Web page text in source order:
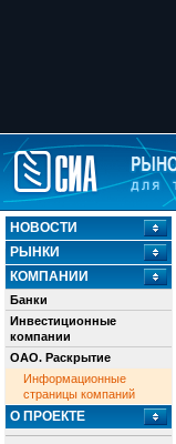
НОВОСТИ
РЫНКИ
КОМПАНИИ
Банки
Инвестиционные
компании
ОАО. Раскрытие
Информационные
страницы компаний
О ПРОЕКТЕ